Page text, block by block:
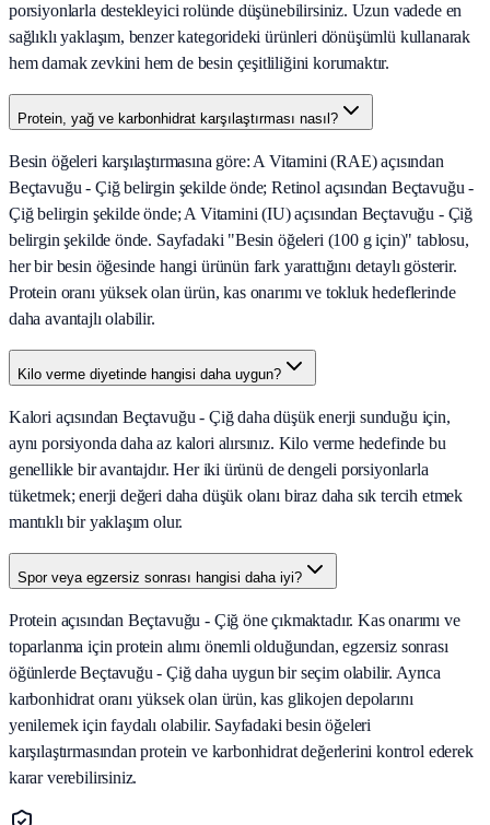
porsiyonlarla destekleyici rolünde düşünebilirsiniz. Uzun vadede en
sağlıklı yaklaşım, benzer kategorideki ürünleri dönüşümlü kullanarak
hem damak zevkini hem de besin çeşitliliğini korumaktır.
Protein, yağ ve karbonhidrat karşılaştırması nasıl?
Besin öğeleri karşılaştırmasına göre: A Vitamini (RAE) açısından
Beçtavuğu - Çiğ belirgin şekilde önde; Retinol açısından Beçtavuğu -
Çiğ belirgin şekilde önde; A Vitamini (IU) açısından Beçtavuğu - Çiğ
belirgin şekilde önde. Sayfadaki "Besin öğeleri (100 g için)" tablosu,
her bir besin öğesinde hangi ürünün fark yarattığını detaylı gösterir.
Protein oranı yüksek olan ürün, kas onarımı ve tokluk hedeflerinde
daha avantajlı olabilir.
Kilo verme diyetinde hangisi daha uygun?
Kalori açısından Beçtavuğu - Çiğ daha düşük enerji sunduğu için,
aynı porsiyonda daha az kalori alırsınız. Kilo verme hedefinde bu
genellikle bir avantajdır. Her iki ürünü de dengeli porsiyonlarla
tüketmek; enerji değeri daha düşük olanı biraz daha sık tercih etmek
mantıklı bir yaklaşım olur.
Spor veya egzersiz sonrası hangisi daha iyi?
Protein açısından Beçtavuğu - Çiğ öne çıkmaktadır. Kas onarımı ve
toparlanma için protein alımı önemli olduğundan, egzersiz sonrası
öğünlerde Beçtavuğu - Çiğ daha uygun bir seçim olabilir. Ayrıca
karbonhidrat oranı yüksek olan ürün, kas glikojen depolarını
yenilemek için faydalı olabilir. Sayfadaki besin öğeleri
karşılaştırmasından protein ve karbonhidrat değerlerini kontrol ederek
karar verebilirsiniz.